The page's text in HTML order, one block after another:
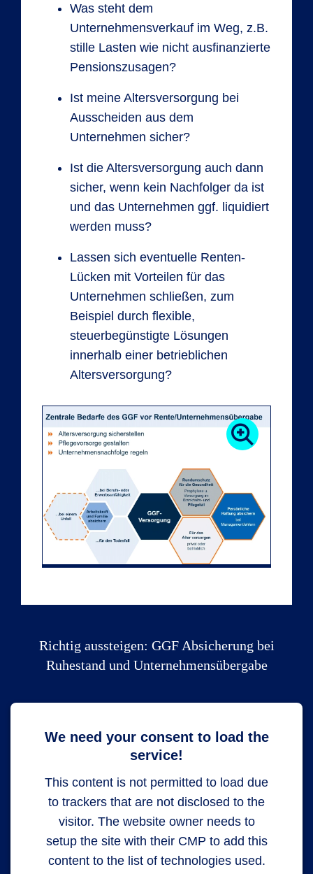
Was steht dem
Unternehmensverkauf im Weg, z.B.
stille Lasten wie nicht ausfinanzierte
Pensionszusagen?
Ist meine Altersversorgung bei
Ausscheiden aus dem
Unternehmen sicher?
Ist die Altersversorgung auch dann
sicher, wenn kein Nachfolger da ist
und das Unternehmen ggf. liquidiert
werden muss?
Lassen sich eventuelle Renten-
Lücken mit Vorteilen für das
Unternehmen schließen, zum
Beispiel durch flexible,
steuerbegünstigte Lösungen
innerhalb einer betrieblichen
Altersversorgung?
Richtig aussteigen: GGF Absicherung bei
Ruhestand und Unternehmensübergabe
We need your consent to load the
service!
This content is not permitted to load due
to trackers that are not disclosed to the
visitor. The website owner needs to
setup the site with their CMP to add this
content to the list of technologies used.